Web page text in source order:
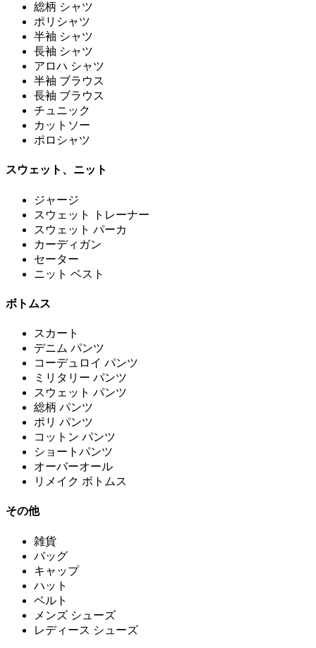
総柄 シャツ
ポリシャツ
半袖 シャツ
長袖 シャツ
アロハ シャツ
半袖 ブラウス
長袖 ブラウス
チュニック
カットソー
ポロシャツ
スウェット、ニット
ジャージ
スウェット トレーナー
スウェット パーカ
カーディガン
セーター
ニット ベスト
ボトムス
スカート
デニム パンツ
コーデュロイ パンツ
ミリタリー パンツ
スウェット パンツ
総柄 パンツ
ポリ パンツ
コットン パンツ
ショートパンツ
オーバーオール
リメイク ボトムス
その他
雑貨
バッグ
キャップ
ハット
ベルト
メンズ シューズ
レディース シューズ